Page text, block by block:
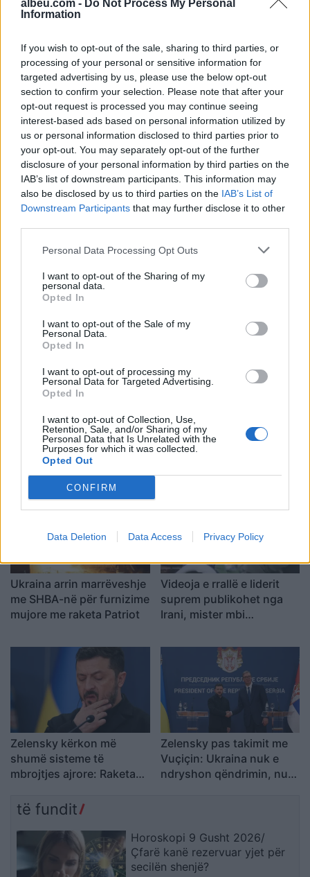
albeu.com - Do Not Process My Personal
Information
If you wish to opt-out of the sale, sharing to third parties, or
processing of your personal or sensitive information for
targeted advertising by us, please use the below opt-out
section to confirm your selection. Please note that after your
opt-out request is processed you may continue seeing
interest-based ads based on personal information utilized by
us or personal information disclosed to third parties prior to
your opt-out. You may separately opt-out of the further
disclosure of your personal information by third parties on the
IAB’s list of downstream participants. This information may
also be disclosed by us to third parties on the IAB’s List of
Downstream Participants that may further disclose it to other
Personal Data Processing Opt Outs
I want to opt-out of the Sharing of my
personal data.
Opted In
I want to opt-out of the Sale of my
Personal Data.
Opted In
I want to opt-out of processing my
Personal Data for Targeted Advertising.
Opted In
I want to opt-out of Collection, Use,
Retention, Sale, and/or Sharing of my
Personal Data that Is Unrelated with the
Purposes for which it was collected.
Opted Out
CONFIRM
Data Deletion Data Access Privacy Policy
Shtuar më
14.07.2021 20:39
Tags:
AstraZeneca , covid , Pasuri
Moskës dhe Kievit
armëpushim në Detin e Zi
Rusia mund të presë deri
Senati konfirmon me
rezultat të ngushtë ish-
avokatin e Trumpit si
Prokuror të Përgjithshëm
të SHBA-së
Sulmet ruse godasin
zonat pranë Kievit, vriten
tre persona, përfshirë një
Ukraina arrin marrëveshje
me SHBA-në për furnizime
mujore me raketa Patriot
Videoja e rrallë e liderit
suprem publikohet nga
Irani, mister mbi
Khameneit
Zelensky kërkon më
shumë sisteme të
mbrojtjes ajrore: Raketa
njerëz
Zelensky pas takimit me
Vuçiçin: Ukraina nuk e
ndryshon qëndrimin, nuk
të fundit
Horoskopi 9 Gusht 2026/
Çfarë kanë rezervuar yjet për
secilën shenjë?